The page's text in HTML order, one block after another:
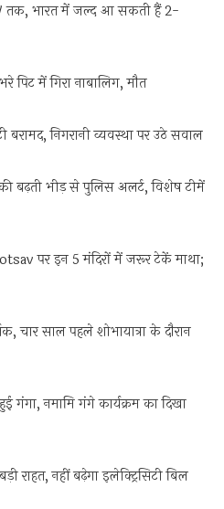
भारत में जल्द आ सकती हैं 2-
पिट में गिरा नाबालिग, मौत
बरामद, निगरानी व्यवस्था पर उठे सवाल
बढ़ती भीड़ से पुलिस अलर्ट, विशेष टीमें
पर इन 5 मंदिरों में जरूर टेकें माथा;
चार साल पहले शोभायात्रा के दौरान
गंगा, नमामि गंगे कार्यक्रम का दिखा
राहत, नहीं बढ़ेगा इलेक्ट्रिसिटी बिल